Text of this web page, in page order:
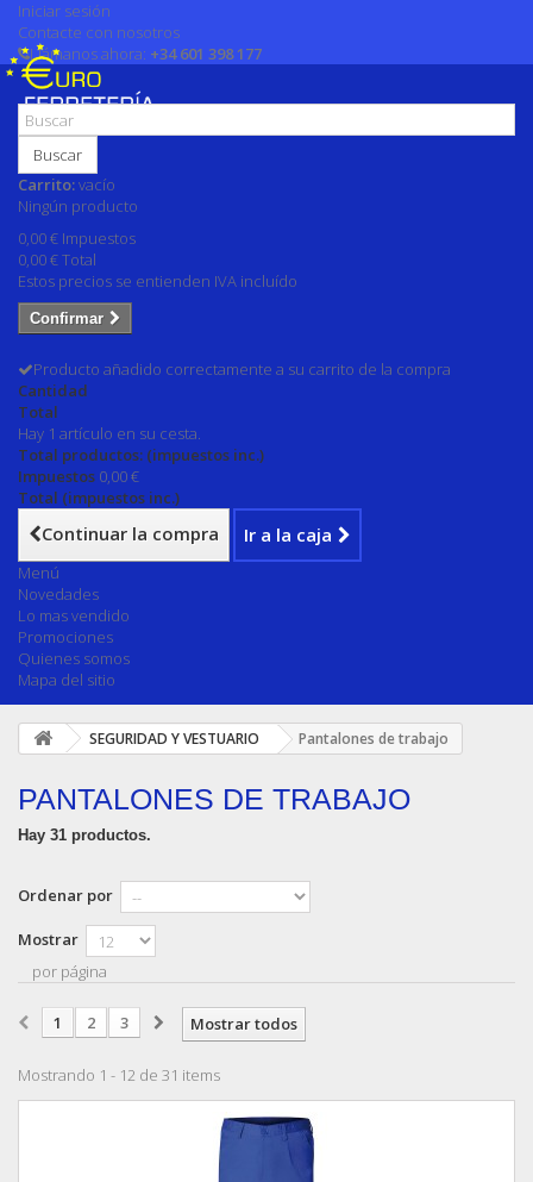
Iniciar sesión
Contacte con nosotros
Llámanos ahora: +34 601 398 177
Buscar
Carrito:vacío
Ningún producto
0,00 € Impuestos
0,00 €Total
Estos precios se entienden IVA incluído
Confirmar
Producto añadido correctamente a su carrito de la compra
Cantidad
Total
Hay 1 artículo en su cesta.
Total productos: (impuestos inc.)
Impuestos 0,00 €
Total (impuestos inc.)
Continuar la compra Ir a la caja
Menú
Novedades
Lo mas vendido
Promociones
Quienes somos
Mapa del sitio
SEGURIDAD Y VESTUARIO Pantalones de trabajo
PANTALONES DE TRABAJO
Hay 31 productos.
Ordenar por
Mostrar
por página
Mostrar todos
1 2 3
Mostrando 1 - 12 de 31 items